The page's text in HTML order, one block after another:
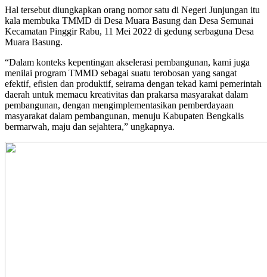
Hal tersebut diungkapkan orang nomor satu di Negeri Junjungan itu
kala membuka TMMD di Desa Muara Basung dan Desa Semunai
Kecamatan Pinggir Rabu, 11 Mei 2022 di gedung serbaguna Desa
Muara Basung.
“Dalam konteks kepentingan akselerasi pembangunan, kami juga
menilai program TMMD sebagai suatu terobosan yang sangat
efektif, efisien dan produktif, seirama dengan tekad kami pemerintah
daerah untuk memacu kreativitas dan prakarsa masyarakat dalam
pembangunan, dengan mengimplementasikan pemberdayaan
masyarakat dalam pembangunan, menuju Kabupaten Bengkalis
bermarwah, maju dan sejahtera,” ungkapnya.